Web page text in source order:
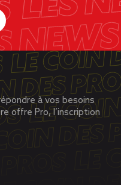
à vos besoins
offre Pro, l’inscription